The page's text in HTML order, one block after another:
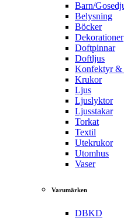
Barn/
Belysning
Böcker
Dekorationer
Doftpinnar
Doftljus
Konfektyr &
Krukor
Ljus
Ljuslyktor
Ljusstakar
Torkat
Textil
Utekrukor
Utomhus
Vaser
Varumärken
DBKD